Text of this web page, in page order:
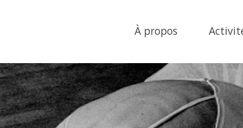
À propos